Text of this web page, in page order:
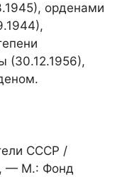
орденами
(30.12.1956),
СССР /
— М.: Фонд